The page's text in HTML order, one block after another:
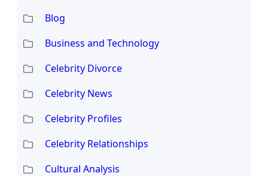
Blog
Business and Technology
Celebrity Divorce
Celebrity News
Celebrity Profiles
Celebrity Relationships
Cultural Analysis